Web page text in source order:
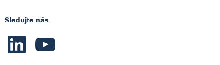
Sledujte nás